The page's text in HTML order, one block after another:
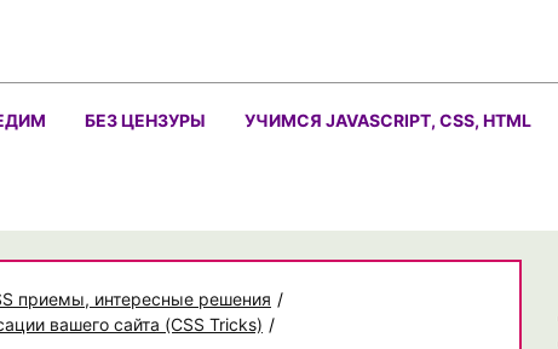
БЕЗ ЦЕНЗУРЫ УЧИМСЯ JAVASCRIPT, CSS, HTML
приемы, интересные решения /
вашего сайта (CSS Tricks) /